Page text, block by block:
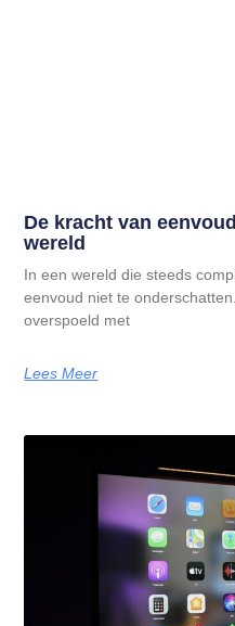
De kracht van
wereld
In een wereld die steeds
eenvoud niet te
overspoeld met
Lees Meer